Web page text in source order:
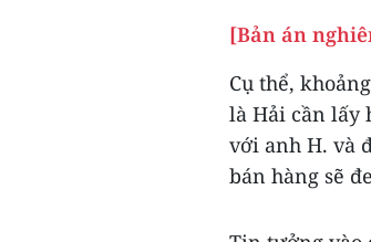
[Bản án
Cụ thể,
là Hải cần lấy
với anh H. và
bán hàng sẽ